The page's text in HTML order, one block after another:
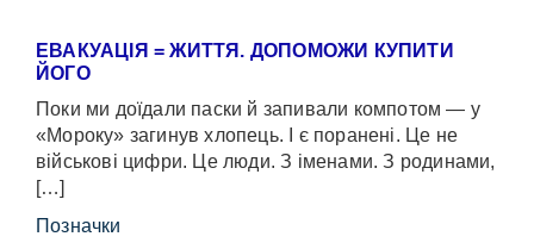
ЕВАКУАЦІЯ = ЖИТТЯ. ДОПОМОЖИ КУПИТИ
ЙОГО
Поки ми доїдали паски й запивали компотом — у
«Мороку» загинув хлопець. І є поранені. Це не
військові цифри. Це люди. З іменами. З родинами,
[…]
Позначки